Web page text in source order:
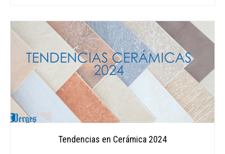
Tendencias en Cerámica 2024